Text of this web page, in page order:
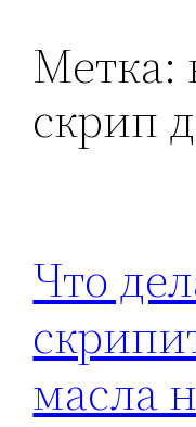
Метка:
скрип
Что
масла